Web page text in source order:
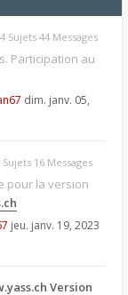
Sujets 44 Messages
Participation au
dim. janv. 05,
Sujets 16 Messages
pour la version
jeu. janv. 19, 2023
Version